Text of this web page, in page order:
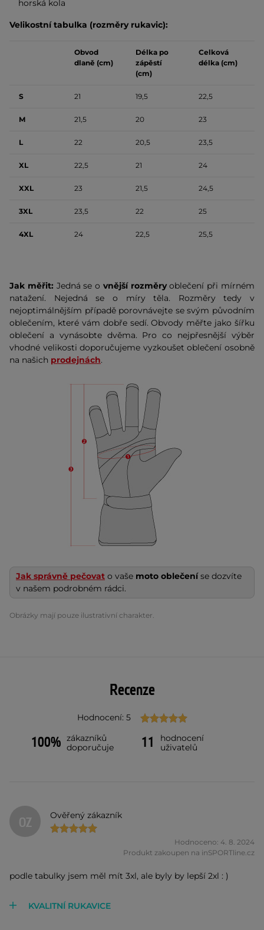
horská kola
Velikostní tabulka (rozměry rukavic):
Obvod
dlaně (cm)
Délka po
zápěstí
(cm)
Celková
délka (cm)
S 21 19,5 22,5
M 21,5 20 23
L 22 20,5 23,5
XL 22,5 21 24
XXL 23 21,5 24,5
3XL 23,5 22 25
4XL 24 22,5 25,5
Jak měřit: Jedná se o vnější rozměryoblečení při mírném
natažení. Nejedná se o míry těla. Rozměry tedy v
nejoptimálnějším případě porovnávejte se svým původním
oblečením, které vám dobře sedí. Obvody měřte jako šířku
oblečení a vynásobte dvěma. Pro co nejpřesnější výběr
vhodné velikosti doporučujeme vyzkoušet oblečení osobně
na našich prodejnách.
Jak správně pečovat o vaše moto oblečeníse dozvíte
v našem podrobném rádci.
Obrázky mají pouze ilustrativní charakter.
Recenze
Hodnocení: 5
100% zákazníků
doporučuje
11
hodnocení
uživatelů
OZ Ověřený zákazník
Hodnoceno: 4. 8. 2024
Produkt zakoupen na inSPORTline.cz
podle tabulky jsem měl mít 3xl, ale byly by lepší 2xl : )
KVALITNÍ RUKAVICE